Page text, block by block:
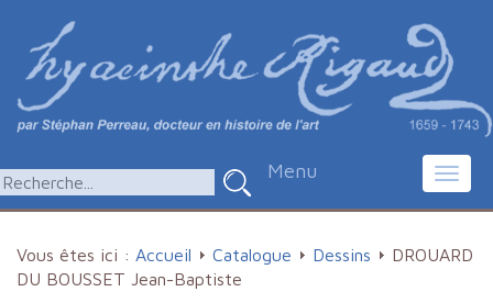
Menu
Vous êtes ici : Accueil Catalogue Dessins
DROUARD
DU BOUSSET Jean-Baptiste